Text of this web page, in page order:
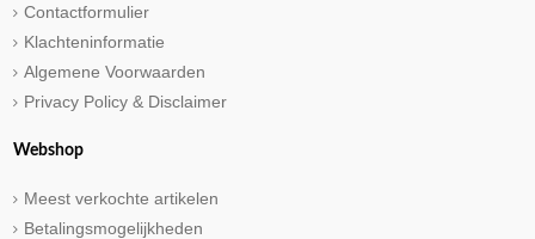
Contactformulier
Klachteninformatie
Algemene Voorwaarden
Privacy Policy & Disclaimer
Webshop
Meest verkochte artikelen
Betalingsmogelijkheden